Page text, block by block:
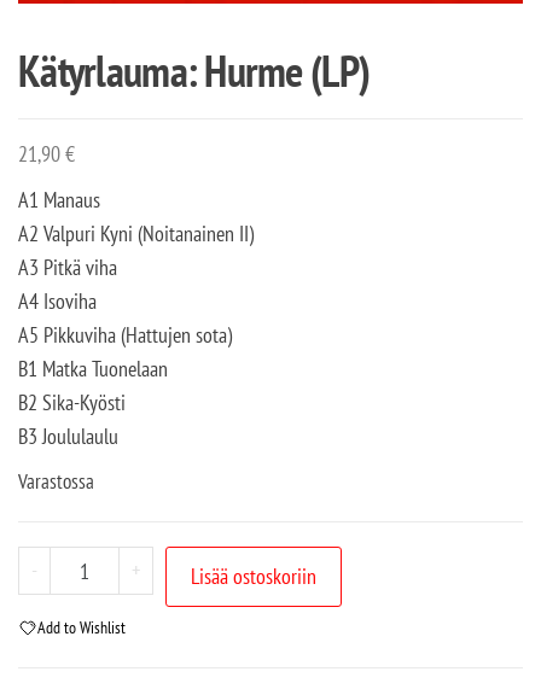
Kätyrlauma: Hurme (LP)
21,90€
A1 Manaus
A2 Valpuri Kyni (Noitanainen II)
A3 Pitkä viha
A4 Isoviha
A5 Pikkuviha (Hattujen sota)
B1 Matka Tuonelaan
B2 Sika-Kyösti
B3 Joululaulu
Varastossa
- + Lisää ostoskoriin
Add to Wishlist